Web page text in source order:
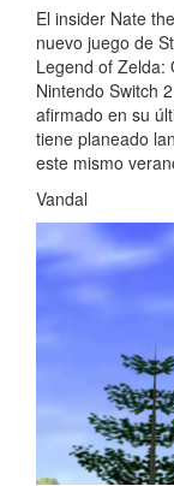
El insider Nate
nuevo juego de
Legend of Zelda:
Nintendo Switch
afirmado en su
tiene planeado
este mismo
Vandal